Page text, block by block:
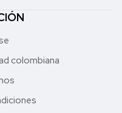
colombiana